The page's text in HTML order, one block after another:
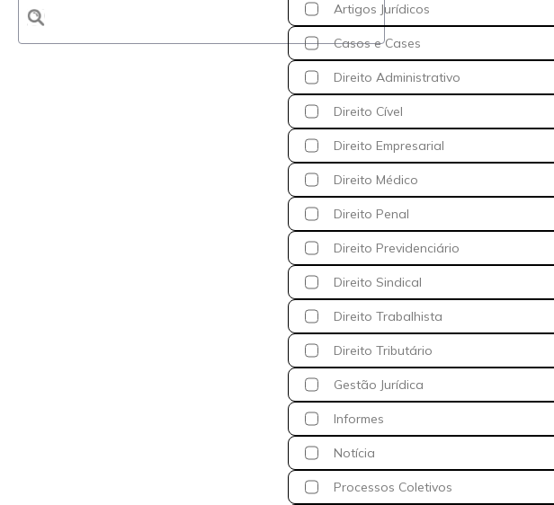
Artigos Jurídicos
Casos e Cases
Direito Administrativo
Direito Cível
Direito Empresarial
Direito Médico
Direito Penal
Direito Previdenciário
Direito Sindical
Direito Trabalhista
Direito Tributário
Gestão Jurídica
Informes
Notícia
Processos Coletivos